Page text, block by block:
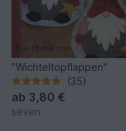
"Wichteltopflappen"
(35)
ab 3,80 €
seven